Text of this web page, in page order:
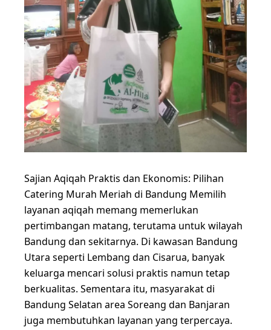
Sajian Aqiqah Praktis dan Ekonomis: Pilihan
Catering Murah Meriah di Bandung Memilih
layanan aqiqah memang memerlukan
pertimbangan matang, terutama untuk wilayah
Bandung dan sekitarnya. Di kawasan Bandung
Utara seperti Lembang dan Cisarua, banyak
keluarga mencari solusi praktis namun tetap
berkualitas. Sementara itu, masyarakat di
Bandung Selatan area Soreang dan Banjaran
juga membutuhkan layanan yang terpercaya.